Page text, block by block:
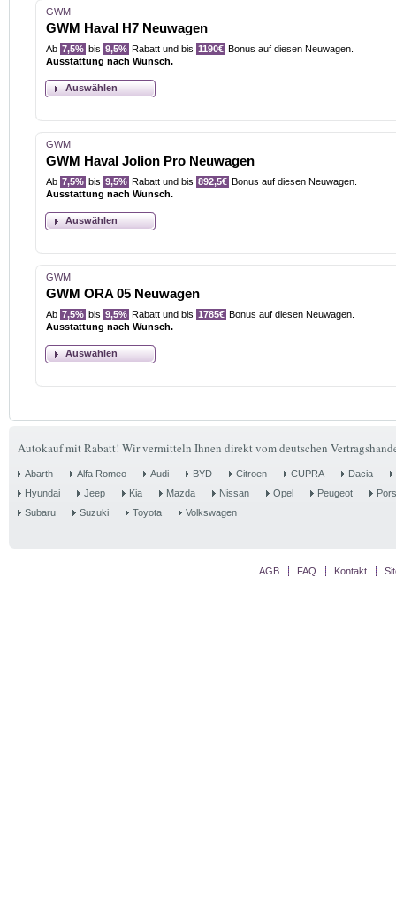
GWM
GWM Haval H7 Neuwagen
Ab 7,5% bis 9,5% Rabatt und bis 1190€ Bonus auf diesen Neuwagen.
Ausstattung nach Wunsch.
Auswählen
GWM
GWM Haval Jolion Pro Neuwagen
Ab 7,5% bis 9,5% Rabatt und bis 892,5€ Bonus auf diesen Neuwagen.
Ausstattung nach Wunsch.
Auswählen
GWM
GWM ORA 05 Neuwagen
Ab 7,5% bis 9,5% Rabatt und bis 1785€ Bonus auf diesen Neuwagen.
Ausstattung nach Wunsch.
Auswählen
Autokauf mit Rabatt! Wir vermitteln Ihnen direkt vom deutschen
Abarth Alfa Romeo Audi BYD Citroen CUPRA
Dacia
Hyundai
Jeep Kia Mazda Nissan Opel Peugeot
Subaru
Suzuki Toyota Volkswagen
AGB FAQ Kontakt